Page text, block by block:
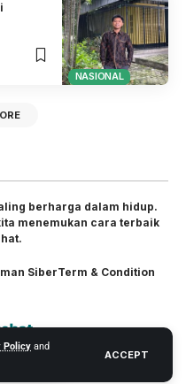
Policy and
ACCEPT
NASIONAL
berharga dalam hidup.
menemukan cara terbaik
SiberTerm & Condition